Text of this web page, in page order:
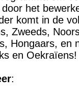
het
komt in de
Zweeds,
Hongaars, en
en Oekraïens!
: